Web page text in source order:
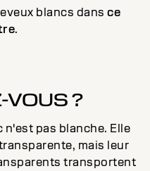
blancs dansce
.
VOUS ?
pas blanche. Elle
mais leur
transportent